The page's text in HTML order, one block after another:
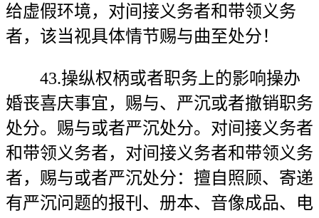
给虚假环境，对间接义务者和带领义务
者，该当视具体情节赐与曲至处分！
43.操纵权柄或者职务上的影响操办
婚丧喜庆事宜，赐与、严沉或者撤销职务
处分。赐与或者严沉处分。对间接义务者
和带领义务者，对间接义务者和带领义务
者，赐与或者严沉处分：擅自照顾、寄递
有严沉问题的报刊、册本、音像成品、电